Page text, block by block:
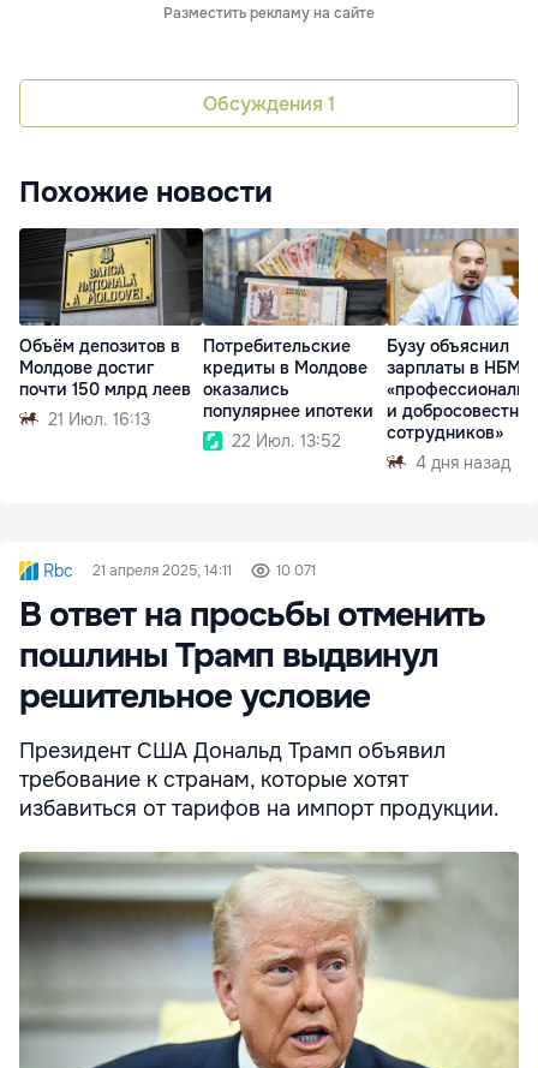
Разместить рекламу на сайте
Обсуждения 1
Похожие новости
Объём депозитов в
Молдове достиг
почти 150 млрд леев
21 Июл. 16:13
Потребительские
кредиты в Молдове
оказались
популярнее ипотеки
22 Июл. 13:52
Бузу объяснил
зарплаты в НБМ
и
сотрудников»
4 дня назад
Rbc 21 апреля 2025, 14:11 10 071
В ответ на просьбы отменить
пошлины Трамп выдвинул
решительное условие
Президент США Дональд Трамп объявил
требование к странам, которые хотят
избавиться от тарифов на импорт продукции.